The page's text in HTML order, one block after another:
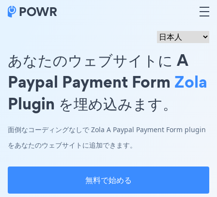
あなたのウェブサイトに A
Paypal Payment Form Zola
Plugin を埋め込みます。
面倒なコーディングなしで Zola A Paypal Payment Form plugin
をあなたのウェブサイトに追加できます。
無料で始める